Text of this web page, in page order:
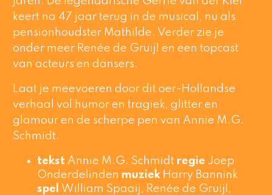
keert na 47 jaar terug in de musical, nu als
pensionhoudster Mathilde. Verder zie je
onder meer Renée de Gruijl en een topcast
van acteurs en dansers.
Laat je meevoeren door dit oer-Hollandse
verhaal vol humor en tragiek, glitter en
glamour en de scherpe pen van Annie M.G.
Schmidt.
tekst Annie M.G. Schmidtregie Joep
Onderdelinden muziek Harry Bannink
spel William Spaaij, Renée de Gruijl,